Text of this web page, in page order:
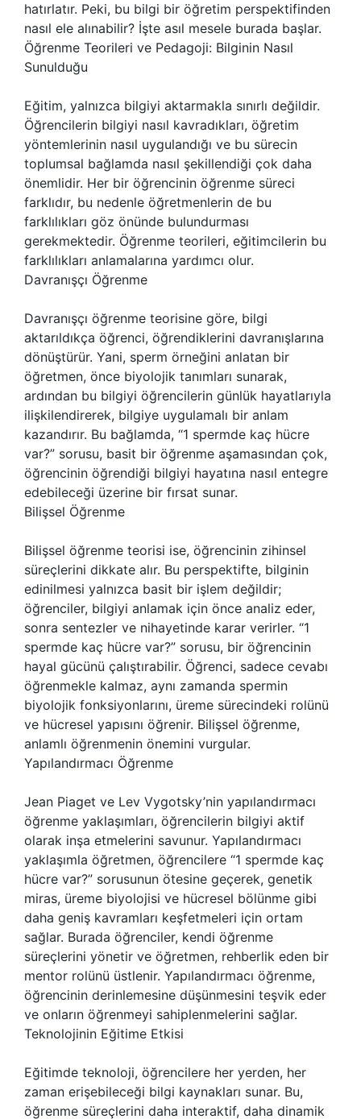
hatırlatır. Peki, bu bilgi bir öğretim perspektifinden
nasıl ele alınabilir? İşte asıl mesele burada başlar.
Öğrenme Teorileri ve Pedagoji: Bilginin Nasıl
Sunulduğu
Eğitim, yalnızca bilgiyi aktarmakla sınırlı değildir.
Öğrencilerin bilgiyi nasıl kavradıkları, öğretim
yöntemlerinin nasıl uygulandığı ve bu sürecin
toplumsal bağlamda nasıl şekillendiği çok daha
önemlidir. Her bir öğrencinin öğrenme süreci
farklıdır, bu nedenle öğretmenlerin de bu
farklılıkları göz önünde bulundurması
gerekmektedir. Öğrenme teorileri, eğitimcilerin bu
farklılıkları anlamalarına yardımcı olur.
Davranışçı Öğrenme
Davranışçı öğrenme teorisine göre, bilgi
aktarıldıkça öğrenci, öğrendiklerini davranışlarına
dönüştürür. Yani, sperm örneğini anlatan bir
öğretmen, önce biyolojik tanımları sunarak,
ardından bu bilgiyi öğrencilerin günlük hayatlarıyla
ilişkilendirerek, bilgiye uygulamalı bir anlam
kazandırır. Bu bağlamda, “1 spermde kaç hücre
var?” sorusu, basit bir öğrenme aşamasından çok,
öğrencinin öğrendiği bilgiyi hayatına nasıl entegre
edebileceği üzerine bir fırsat sunar.
Bilişsel Öğrenme
Bilişsel öğrenme teorisi ise, öğrencinin zihinsel
süreçlerini dikkate alır. Bu perspektifte, bilginin
edinilmesi yalnızca basit bir işlem değildir;
öğrenciler, bilgiyi anlamak için önce analiz eder,
sonra sentezler ve nihayetinde karar verirler. “1
spermde kaç hücre var?” sorusu, bir öğrencinin
hayal gücünü çalıştırabilir. Öğrenci, sadece cevabı
öğrenmekle kalmaz, aynı zamanda spermin
biyolojik fonksiyonlarını, üreme sürecindeki rolünü
ve hücresel yapısını öğrenir. Bilişsel öğrenme,
anlamlı öğrenmenin önemini vurgular.
Yapılandırmacı Öğrenme
Jean Piaget ve Lev Vygotsky’nin yapılandırmacı
öğrenme yaklaşımları, öğrencilerin bilgiyi aktif
olarak inşa etmelerini savunur. Yapılandırmacı
yaklaşımla öğretmen, öğrencilere “1 spermde kaç
hücre var?” sorusunun ötesine geçerek, genetik
miras, üreme biyolojisi ve hücresel bölünme gibi
daha geniş kavramları keşfetmeleri için ortam
sağlar. Burada öğrenciler, kendi öğrenme
süreçlerini yönetir ve öğretmen, rehberlik eden bir
mentor rolünü üstlenir. Yapılandırmacı öğrenme,
öğrencinin derinlemesine düşünmesini teşvik eder
ve onların öğrenmeyi sahiplenmelerini sağlar.
Teknolojinin Eğitime Etkisi
Eğitimde teknoloji, öğrencilere her yerden, her
zaman erişebileceği bilgi kaynakları sunar. Bu,
öğrenme süreçlerini daha interaktif, daha dinamik